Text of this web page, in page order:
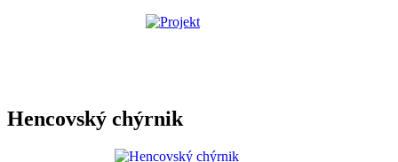
Hencovský chýrnik